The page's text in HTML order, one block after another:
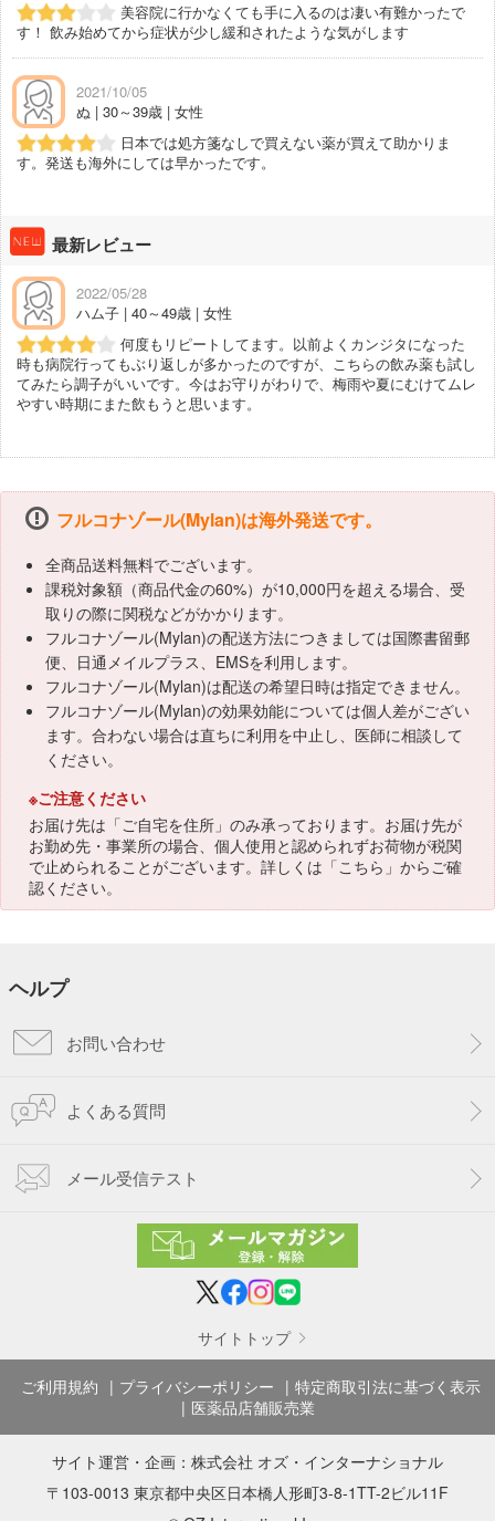
美容院に行かなくても手に入るのは凄い有難かったで
す！ 飲み始めてから症状が少し緩和されたような気がします
2021/10/05
ぬ | 30～39歳 | 女性
日本では処方箋なしで買えない薬が買えて助かりま
す。発送も海外にしては早かったです。
最新レビュー
2022/05/28
ハム子 | 40～49歳 | 女性
何度もリピートしてます。以前よくカンジタになった
時も病院行ってもぶり返しが多かったのですが、こちらの飲み薬も試し
てみたら調子がいいです。今はお守りがわりで、梅雨や夏にむけてムレ
やすい時期にまた飲もうと思います。
フルコナゾール(Mylan)は海外発送です。
全商品送料無料でございます。
課税対象額（商品代金の60%）が10,000円を超える場合、受
取りの際に関税などがかかります。
フルコナゾール(Mylan)の配送方法につきましては国際書留郵
便、日通メイルプラス、EMSを利用します。
フルコナゾール(Mylan)は配送の希望日時は指定できません。
フルコナゾール(Mylan)の効果効能については個人差がござい
ます。合わない場合は直ちに利用を中止し、医師に相談して
ください。
※ご注意ください
お届け先は「ご自宅を住所」のみ承っております。お届け先が
お勤め先・事業所の場合、個人使用と認められずお荷物が税関
で止められることがございます。詳しくは「こちら 」からご確
認ください。
ヘルプ
お問い合わせ
よくある質問
メール受信テスト
サイトトップ
ご利用規約 プライバシーポリシー
特定商取引法に基づく表示
医薬品店舗販売業
サイト運営・企画： 株式会社 オズ・インターナショナル
〒103-0013 東京都中央区日本橋人形町3-8-1TT-2ビル11F